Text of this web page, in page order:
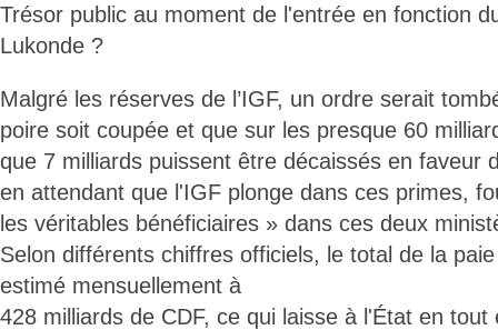
Trésor public au moment de l'entrée en fonction
Lukonde ?
Malgré les réserves de l’IGF, un ordre serait
poire soit coupée et que sur les presque 60
que 7 milliards puissent être décaissés en faveur
en attendant que l'IGF plonge dans ces primes,
les véritables bénéficiaires » dans ces deux
Selon différents chiffres officiels, le total de la
estimé mensuellement à
428 milliards de CDF, ce qui laisse à l'État en